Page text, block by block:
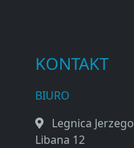
KONTAKT
BIURO
Legnica Jerzego
Libana 12